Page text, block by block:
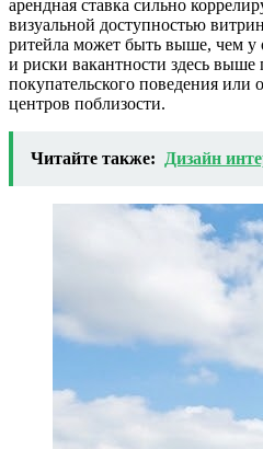
арендная ставка сильно
визуальной доступностью
ритейла может быть выше, чем у
и риски вакантности здесь
покупательского поведения
центров поблизости.
Читайте также: Дизайн